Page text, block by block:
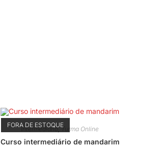
FORA DE ESTOQUE
Intermediário,Turma Online
Curso intermediário de mandarim